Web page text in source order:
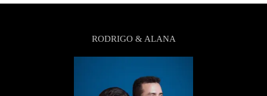
RODRIGO & ALANA